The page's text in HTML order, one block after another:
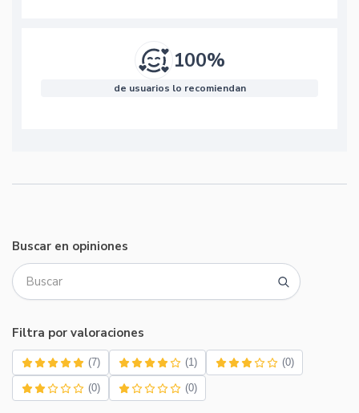
100%
de usuarios lo recomiendan
Buscar en opiniones
Filtra por valoraciones
(7) (1) (0)
(0) (0)